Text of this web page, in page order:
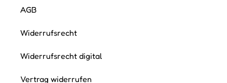
AGB
Widerrufsrecht
Widerrufsrecht digital
Vertrag widerrufen